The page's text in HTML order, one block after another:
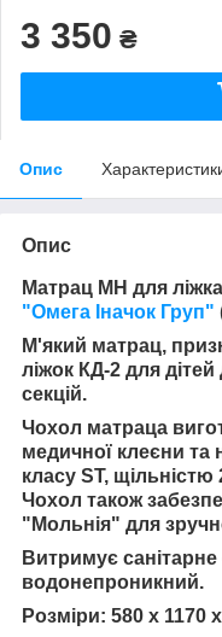
3 350 ₴
Опис
Опис
Матрац MH для
"Омега Іначок Груп"
М'який матрац,
ліжок КД-2 для
секцій.
Чохол матраца
медичної клеєни та
класу ST,
Чохол також
"Мольнія" для
Витримує
водонепроникний.
Розміри: 580 х 1170